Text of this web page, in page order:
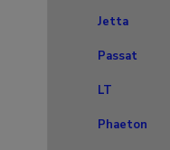
Jetta
Passat
LT
Phaeton